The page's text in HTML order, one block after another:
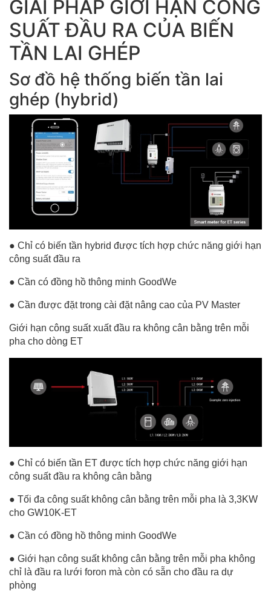
GIẢI PHÁP GIỚI HẠN CÔNG
SUẤT ĐẦU RA CỦA BIẾN
TẦN LAI GHÉP
Sơ đồ hệ thống biến tần lai
ghép (hybrid)
● Chỉ có biến tần hybrid được tích hợp chức năng giới hạn
công suất đầu ra
● Cần có đồng hồ thông minh GoodWe
● Cần được đặt trong cài đặt nâng cao của PV Master
Giới hạn công suất xuất đầu ra không cân bằng trên mỗi
pha cho dòng ET
● Chỉ có biến tần ET được tích hợp chức năng giới hạn
công suất đầu ra không cân bằng
● Tối đa công suất không cân bằng trên mỗi pha là 3,3KW
cho GW10K-ET
● Cần có đồng hồ thông minh GoodWe
● Giới hạn công suất không cân bằng trên mỗi pha không
chỉ là đầu ra lưới foron mà còn có sẵn cho đầu ra dự
phòng